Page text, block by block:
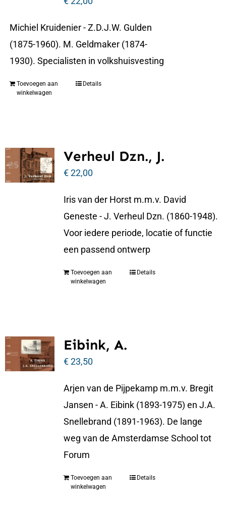
Michiel Kruidenier - Z.D.J.W. Gulden
(1875-1960). M. Geldmaker (1874-
1930). Specialisten in volkshuisvesting
Toevoegen aan
winkelwagen
Details
Verheul Dzn., J.
€22,00
Iris van der Horst m.m.v. David
Geneste - J. Verheul Dzn. (1860-1948).
Voor iedere periode, locatie of functie
een passend ontwerp
Toevoegen aan
winkelwagen
Details
Eibink, A.
€23,50
Arjen van de Pijpekamp m.m.v. Bregit
Jansen - A. Eibink (1893-1975) en J.A.
Snellebrand (1891-1963). De lange
weg van de Amsterdamse School tot
Forum
Toevoegen aan
winkelwagen
Details